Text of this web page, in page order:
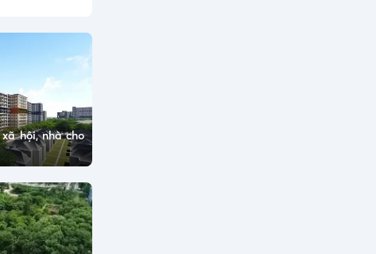
hội, nhà cho